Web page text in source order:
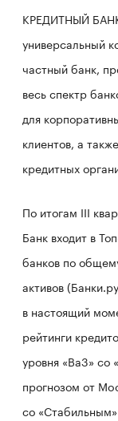
КРЕДИТНЫЙ
универсальный
частный банк,
весь спектр
для
клиентов, а
кредитных
По итогам III
Банк входит в
банков по
активов
в настоящий
рейтинги
уровня «Ba3» со
прогнозом от
со